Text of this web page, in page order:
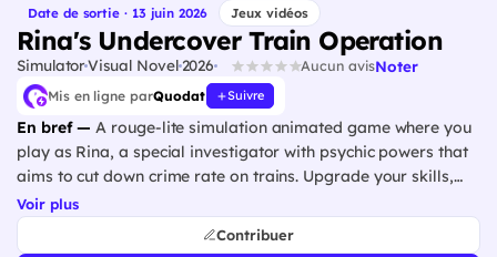
Date de sortie · 13 juin 2026 Jeux vidéos
Rina's Undercover Train Operation
SimulatorVisual Novel2026 Aucun avisNoter
Mis en ligne parQuodat Suivre
En bref — A rouge-lite simulation animated game where you
play as Rina, a special investigator with psychic powers that
aims to cut down crime rate on trains. Upgrade your skills,
combine them, and take down your enemies before they get
you! Oh, and have fun changing Rina's outfits too!
Voir plus
Contribuer